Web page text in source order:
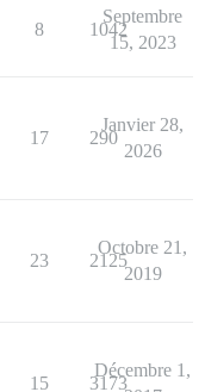
8 1042
Septembre
15, 2023
17 290
Janvier 28,
2026
23 2125
Octobre 21,
2019
15 3173
Décembre 1,